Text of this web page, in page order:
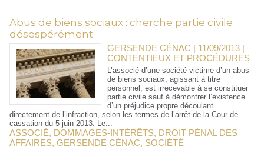
Abus de biens sociaux : cherche partie civile
désespérément
GERSENDE CÉNAC | 11/09/2013 |
CONTENTIEUX ET PROCÉDURES
L’associé d’une société victime d’un abus
de biens sociaux, agissant à titre
personnel, est irrecevable à se constituer
partie civile sauf à démontrer l’existence
d’un préjudice propre découlant
directement de l’infraction, selon les termes de l’arrêt de la Cour de
cassation du 5 juin 2013. Le...
ASSOCIÉ, DOMMAGES-INTÉRÊTS, DROIT PÉNAL DES
AFFAIRES, GERSENDE CÉNAC, SOCIÉTÉ